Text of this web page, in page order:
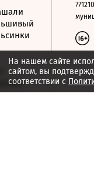
На нашем сайте
сайтом, вы
соответствии с